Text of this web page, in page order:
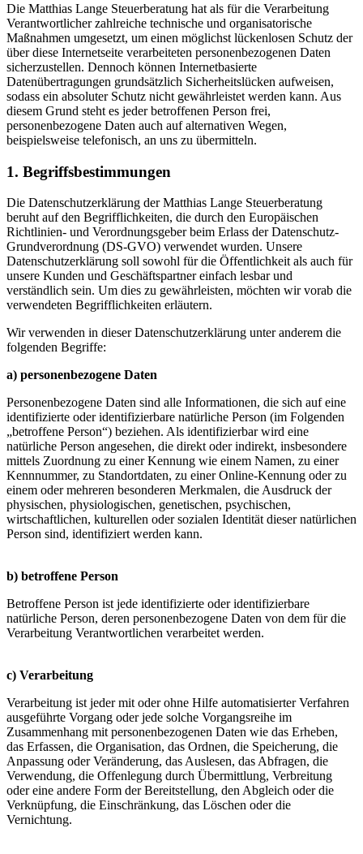
Die Matthias Lange Steuerberatung hat als für die Verarbeitung
Verantwortlicher zahlreiche technische und organisatorische
Maßnahmen umgesetzt, um einen möglichst lückenlosen Schutz der
über diese Internetseite verarbeiteten personenbezogenen Daten
sicherzustellen. Dennoch können Internetbasierte
Datenübertragungen grundsätzlich Sicherheitslücken aufweisen,
sodass ein absoluter Schutz nicht gewährleistet werden kann. Aus
diesem Grund steht es jeder betroffenen Person frei,
personenbezogene Daten auch auf alternativen Wegen,
beispielsweise telefonisch, an uns zu übermitteln.
1. Begriffsbestimmungen
Die Datenschutzerklärung der Matthias Lange Steuerberatung
beruht auf den Begrifflichkeiten, die durch den Europäischen
Richtlinien- und Verordnungsgeber beim Erlass der Datenschutz-
Grundverordnung (DS-GVO) verwendet wurden. Unsere
Datenschutzerklärung soll sowohl für die Öffentlichkeit als auch für
unsere Kunden und Geschäftspartner einfach lesbar und
verständlich sein. Um dies zu gewährleisten, möchten wir vorab die
verwendeten Begrifflichkeiten erläutern.
Wir verwenden in dieser Datenschutzerklärung unter anderem die
folgenden Begriffe:
a) personenbezogene Daten
Personenbezogene Daten sind alle Informationen, die sich auf eine
identifizierte oder identifizierbare natürliche Person (im Folgenden
„betroffene Person“) beziehen. Als identifizierbar wird eine
natürliche Person angesehen, die direkt oder indirekt, insbesondere
mittels Zuordnung zu einer Kennung wie einem Namen, zu einer
Kennnummer, zu Standortdaten, zu einer Online-Kennung oder zu
einem oder mehreren besonderen Merkmalen, die Ausdruck der
physischen, physiologischen, genetischen, psychischen,
wirtschaftlichen, kulturellen oder sozialen Identität dieser natürlichen
Person sind, identifiziert werden kann.
b) betroffene Person
Betroffene Person ist jede identifizierte oder identifizierbare
natürliche Person, deren personenbezogene Daten von dem für die
Verarbeitung Verantwortlichen verarbeitet werden.
c) Verarbeitung
Verarbeitung ist jeder mit oder ohne Hilfe automatisierter Verfahren
ausgeführte Vorgang oder jede solche Vorgangsreihe im
Zusammenhang mit personenbezogenen Daten wie das Erheben,
das Erfassen, die Organisation, das Ordnen, die Speicherung, die
Anpassung oder Veränderung, das Auslesen, das Abfragen, die
Verwendung, die Offenlegung durch Übermittlung, Verbreitung
oder eine andere Form der Bereitstellung, den Abgleich oder die
Verknüpfung, die Einschränkung, das Löschen oder die
Vernichtung.